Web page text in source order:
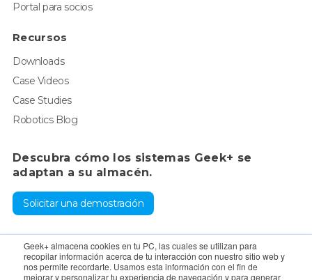
Geek+ almacena cookies en tu PC, las cuales se utilizan para
recopilar información acerca de tu interacción con nuestro sitio web y
nos permite recordarte. Usamos esta información con el fin de
mejorar y personalizar tu experiencia de navegación y para generar
Portal para socios
Recursos
Downloads
Case Videos
Case Studies
Robotics Blog
Descubra cómo los sistemas Geek+ se
adaptan a su almacén.
Solicitar una demostración
Para consultas, póngase en contacto con el departamento de
ventas:sales@geekplus.com. Para promociones, póngase en